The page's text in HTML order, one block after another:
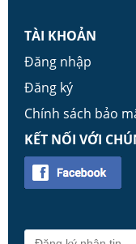
TÀI KHOẢN
Đăng nhập
Đăng ký
Chính sách bảo
KẾT NỐI VỚI